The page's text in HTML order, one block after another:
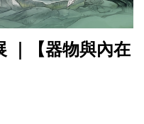
｜【器物與內在